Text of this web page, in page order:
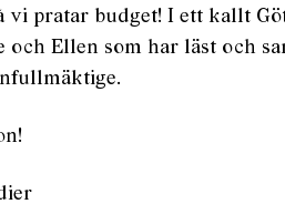
vi pratar budget! I ett kallt
Ellen som har läst och